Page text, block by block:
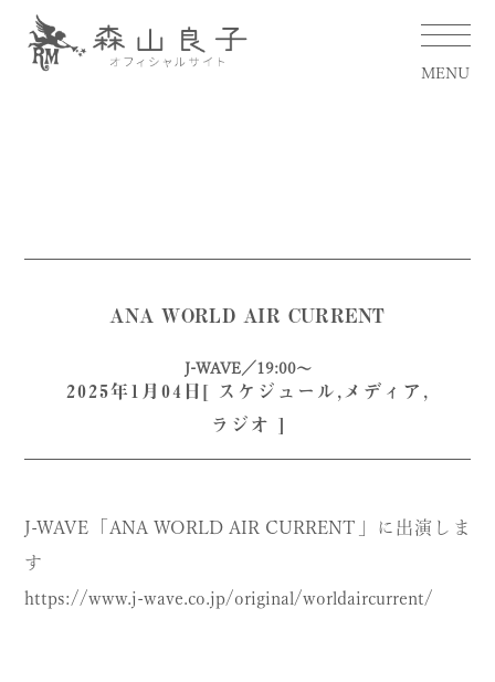
MENU
ANA WORLD AIR CURRENT
J-WAVE／19:00〜
2025年1月04日[ スケジュール,メディア ,
ラジオ ]
J-WAVE「ANA WORLD AIR CURRENT」に出演しま
す
https://www.j-wave.co.jp/original/worldaircurrent/